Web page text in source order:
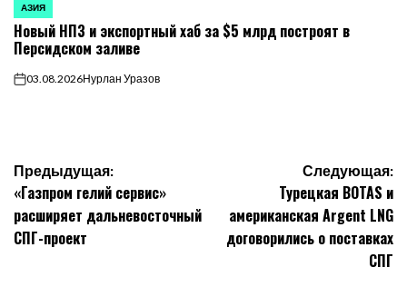
ОПУБЛИКОВАНО
В
АЗИЯ
Новый НПЗ и экспортный хаб за $5 млрд построят в
Персидском заливе
on03.08.2026Нурлан Уразов
Навигация
по
записям
Предыдущая:
«Газпром гелий сервис»
расширяет дальневосточный
СПГ-проект
Следующая:
Турецкая BOTAS и
американская Argent LNG
договорились о поставках
СПГ